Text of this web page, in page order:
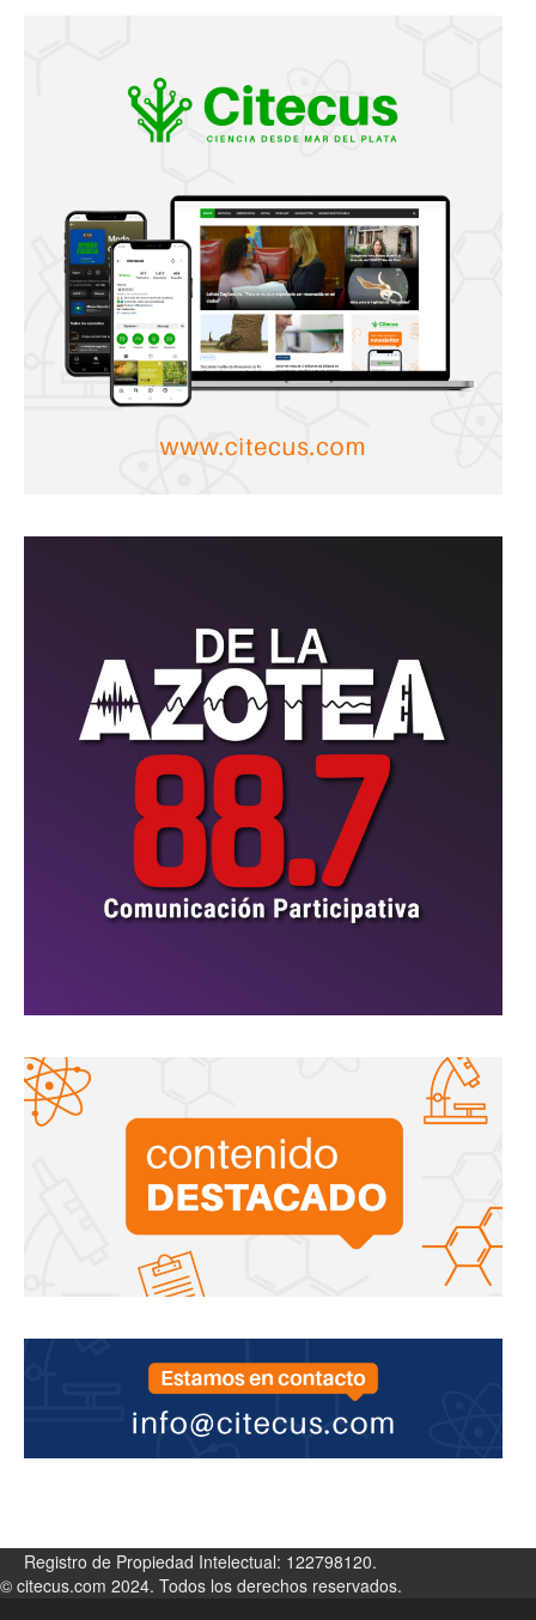
Registro de Propiedad Intelectual: 122798120.
© citecus.com 2024. Todos los derechos reservados.